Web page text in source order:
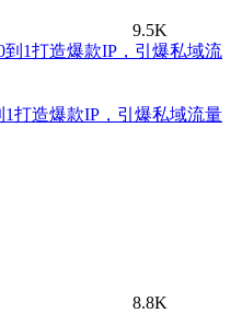
9.5K
打造爆款IP，引爆私域流量
8.8K